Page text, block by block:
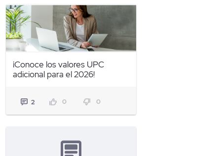
¡Conoce los valores UPC
adicional para el 2026!
2 0 0